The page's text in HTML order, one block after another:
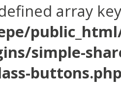
array
simple-